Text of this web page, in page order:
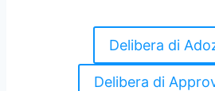
Delibera di
Delibera di